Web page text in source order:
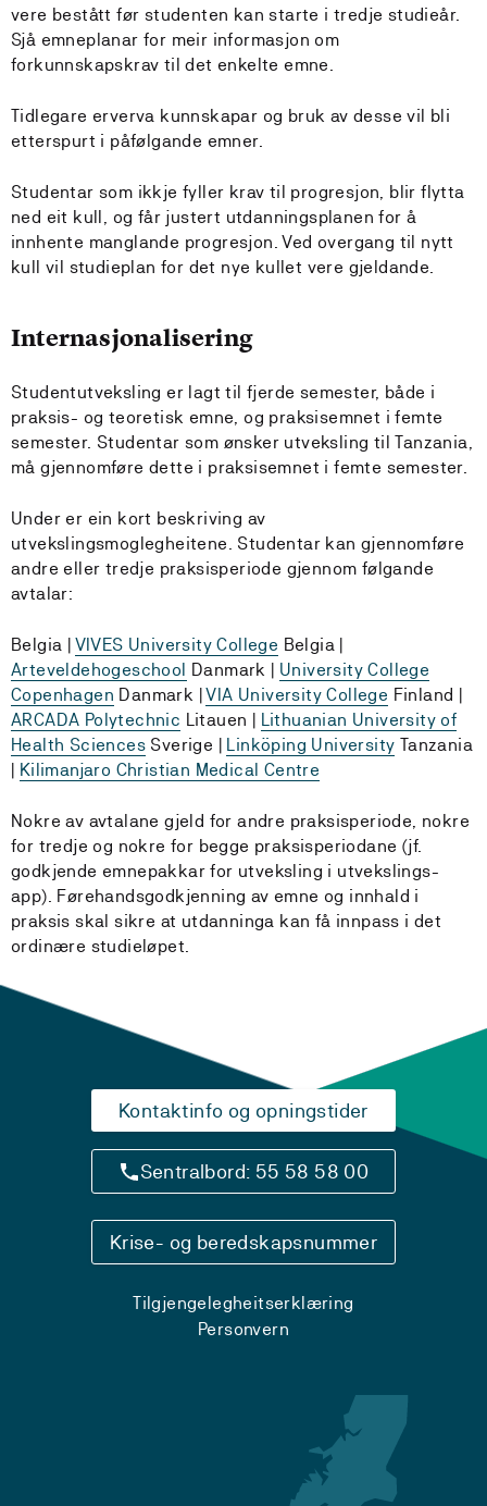
vere bestått før studenten kan starte i tredje studieår.
Sjå emneplanar for meir informasjon om
forkunnskapskrav til det enkelte emne.
Tidlegare erverva kunnskapar og bruk av desse vil bli
etterspurt i påfølgande emner.
Studentar som ikkje fyller krav til progresjon, blir flytta
ned eit kull, og får justert utdanningsplanen for å
innhente manglande progresjon. Ved overgang til nytt
kull vil studieplan for det nye kullet vere gjeldande.
Internasjonalisering
Studentutveksling er lagt til fjerde semester, både i
praksis- og teoretisk emne, og praksisemnet i femte
semester. Studentar som ønsker utveksling til Tanzania,
må gjennomføre dette i praksisemnet i femte semester.
Under er ein kort beskriving av
utvekslingsmoglegheitene. Studentar kan gjennomføre
andre eller tredje praksisperiode gjennom følgande
avtalar:
Belgia | VIVES University College Belgia |
Arteveldehogeschool Danmark | University College
Copenhagen Danmark |VIA University College Finland |
ARCADA Polytechnic Litauen | Lithuanian University of
Health Sciences Sverige | Linköping University Tanzania
| Kilimanjaro Christian Medical Centre
Nokre av avtalane gjeld for andre praksisperiode, nokre
for tredje og nokre for begge praksisperiodane (jf.
godkjende emnepakkar for utveksling i utvekslings-
app). Førehandsgodkjenning av emne og innhald i
praksis skal sikre at utdanninga kan få innpass i det
ordinære studieløpet.
Kontaktinfo og opningstider
Sentralbord: 55 58 58 00
Krise- og beredskapsnummer
Tilgjengelegheitserklæring
Personvern